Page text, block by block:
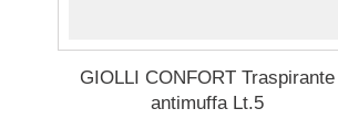
GIOLLI CONFORT Traspirante
antimuffa Lt.5